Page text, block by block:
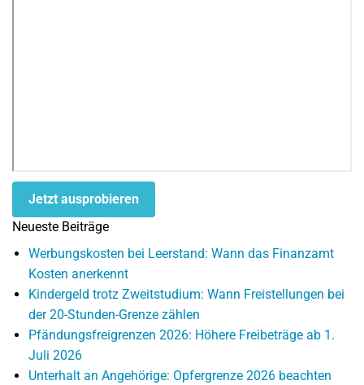
Jetzt ausprobieren
Neueste Beiträge
Werbungskosten bei Leerstand: Wann das Finanzamt
Kosten anerkennt
Kindergeld trotz Zweitstudium: Wann Freistellungen bei
der 20-Stunden-Grenze zählen
Pfändungsfreigrenzen 2026: Höhere Freibeträge ab 1.
Juli 2026
Unterhalt an Angehörige: Opfergrenze 2026 beachten